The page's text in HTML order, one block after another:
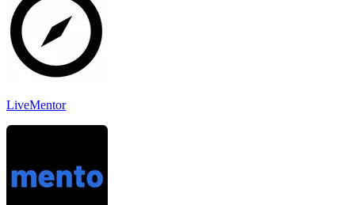
LiveMentor